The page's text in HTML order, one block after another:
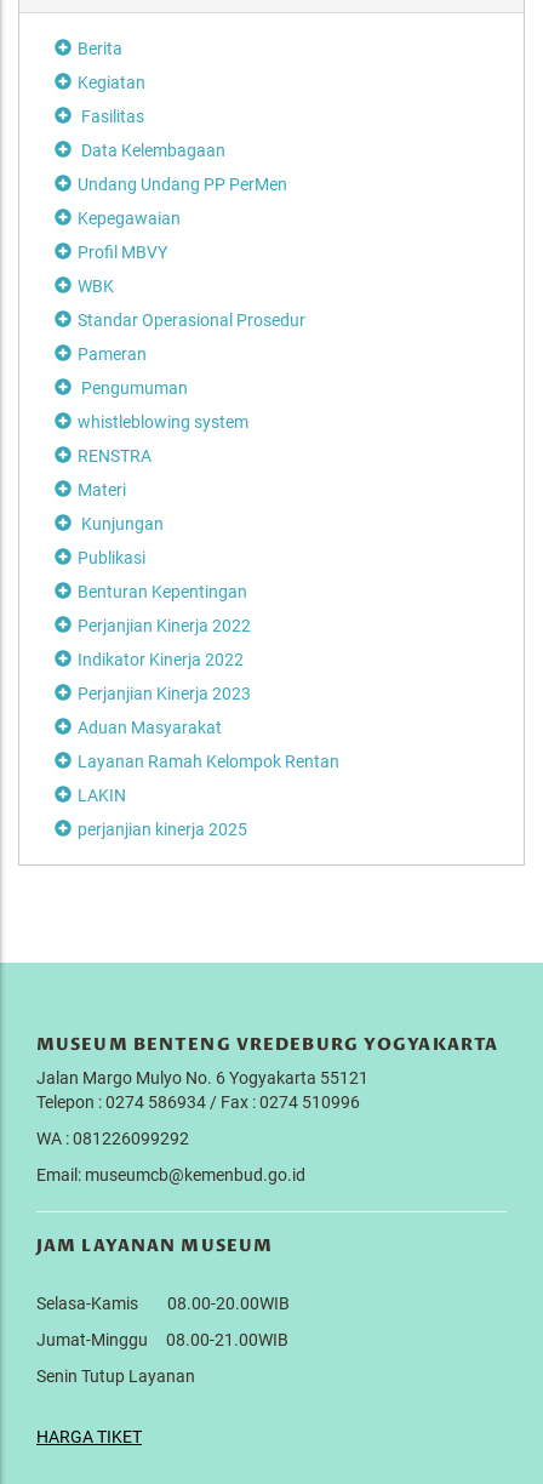
Berita
Kegiatan
Fasilitas
Data Kelembagaan
Undang Undang PP PerMen
Kepegawaian
Profil MBVY
WBK
Standar Operasional Prosedur
Pameran
Pengumuman
whistleblowing system
RENSTRA
Materi
Kunjungan
Publikasi
Benturan Kepentingan
Perjanjian Kinerja 2022
Indikator Kinerja 2022
Perjanjian Kinerja 2023
Aduan Masyarakat
Layanan Ramah Kelompok Rentan
LAKIN
perjanjian kinerja 2025
MUSEUM BENTENG VREDEBURG YOGYAKARTA
Jalan Margo Mulyo No. 6 Yogyakarta 55121
Telepon : 0274 586934 / Fax : 0274 510996
WA : 081226099292
Email: museumcb@kemenbud.go.id
JAM LAYANAN MUSEUM
Selasa-Kamis 08.00-20.00WIB
Jumat-Minggu 08.00-21.00WIB
Senin Tutup Layanan
HARGA TIKET